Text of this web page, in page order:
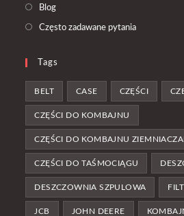
Blog
Często zadawane pytania
Tags
BELT CASE CZĘŚCI
CZĘŚCI DO KOMBAJNU
CZĘŚCI DO KOMBAJNU
CZĘŚCI DO TAŚMOCIĄGU
DESZCZOWNIA SZPULOWA
JCB JOHN DEERE